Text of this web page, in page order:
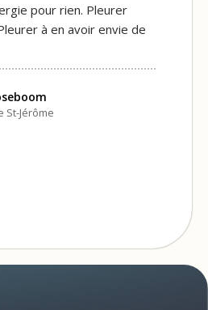
pour rien. Pleurer
à en avoir envie de
St-Jérôme